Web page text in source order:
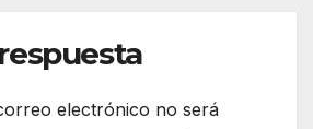
electrónico no será